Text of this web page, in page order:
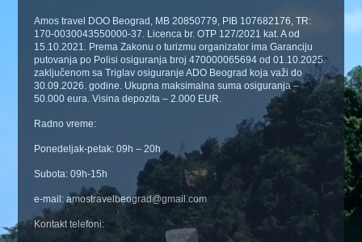
Amos travel DOO Beograd, MB 20850779, PIB 107682176, TR:
170-0030043550000-37. Licenca br. OTP 127/2021 kat. A od
15.10.2021. Prema Zakonu o turizmu organizator ima Garanciju
putovanja po Polisi osiguranja broj 470000065694 od 01.10.2025.
zaključenom sa Triglav osiguranje ADO Beograd koja važi do
30.09.2026. godine. Ukupna maksimalna suma osiguranja –
50.000 eura. Visina depozita – 2.000 EUR.
Radno vreme:
Ponedeljak-petak: 09h – 20h
Subota: 09h-15h
e-mail: amostravelbeograd@gmail.com
Kontakt telefoni: